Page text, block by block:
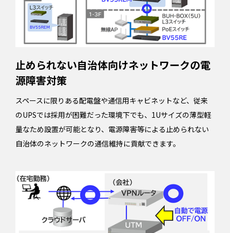
止められない自治体向けネットワークの電
源障害対策
スペースに限りある配電盤や通信用キャビネットなど、従来
のUPSでは採用が困難だった環境下でも、1Uサイズの薄型軽
量なため設置が可能となり、電源障害等による止められない
自治体のネットワークの通信維持に貢献できます。